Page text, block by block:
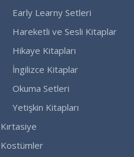
Early Learny Setleri
Hareketli ve Sesli Kitaplar
Hikaye Kitapları
İngilizce Kitaplar
Okuma Setleri
Yetişkin Kitapları
Kırtasiye
Kostümler